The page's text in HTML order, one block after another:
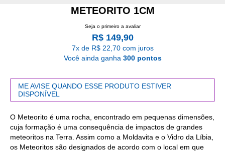
METEORITO 1CM
Seja o primeiro a avaliar
R$ 149,90
7x de R$ 22,70 com juros
Você ainda ganha 300 pontos
ME AVISE QUANDO ESSE PRODUTO ESTIVER
DISPONÍVEL
O Meteorito é uma rocha, encontrado em pequenas dimensões,
cuja formação é uma consequência de impactos de grandes
meteoritos na Terra. Assim como a Moldavita e o Vidro da Líbia,
os Meteoritos são designados de acordo com o local em que